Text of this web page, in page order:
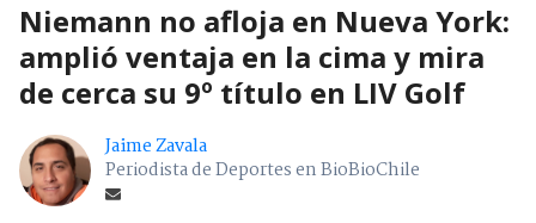
Niemann no afloja en Nueva York:
amplió ventaja en la cima y mira
de cerca su 9º título en LIV Golf
Jaime Zavala
Periodista de Deportes en BioBioChile